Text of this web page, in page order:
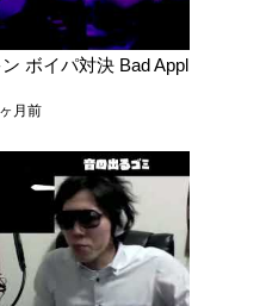
ボイパ対決 Bad Appl
月前